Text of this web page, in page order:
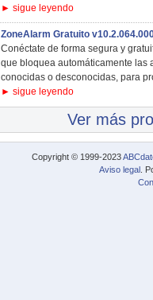
► sigue leyendo
ZoneAlarm Gratuito
Conéctate de forma segura y
que bloquea automáticamente las
conocidas o desconocidas, para
► sigue leyendo
Ver más
Copyright © 1999-2023
Aviso legal .